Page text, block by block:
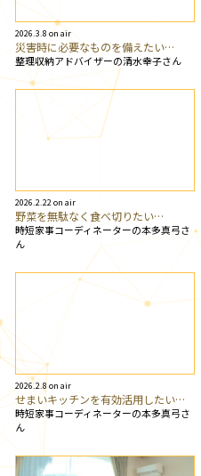
2026.3.8 on air
災害時に必要なものを備えたい…
整理収納アドバイザーの清水幸子さん
2026.2.22 on air
野菜を無駄なく食べ切りたい…
時短家事コーディネーターの本多真弓さ
ん
2026.2.8 on air
せまいキッチンを有効活用したい…
時短家事コーディネーターの本多真弓さ
ん